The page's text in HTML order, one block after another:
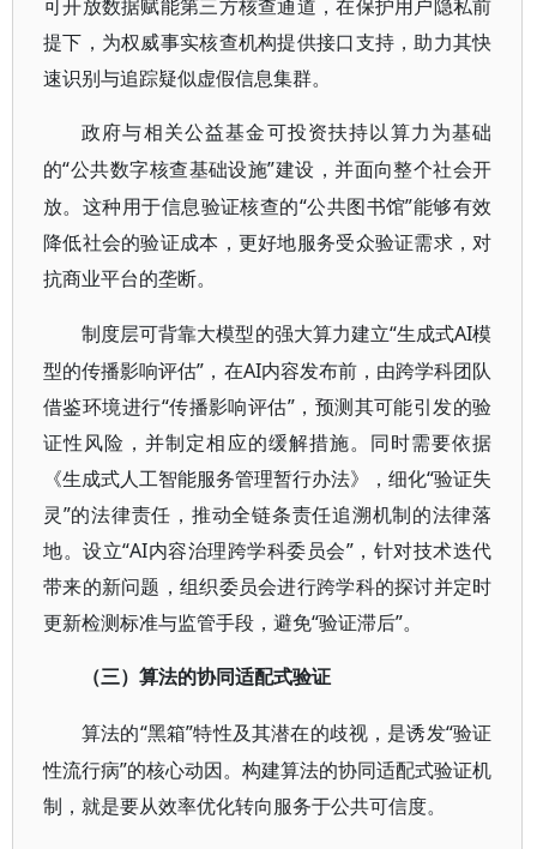
可开放数据赋能第三方核查通道，在保护用户隐私前
提下，为权威事实核查机构提供接口支持，助力其快
速识别与追踪疑似虚假信息集群。
政府与相关公益基金可投资扶持以算力为基础
的“公共数字核查基础设施”建设，并面向整个社会开
放。这种用于信息验证核查的“公共图书馆”能够有效
降低社会的验证成本，更好地服务受众验证需求，对
抗商业平台的垄断。
制度层可背靠大模型的强大算力建立“生成式AI模
型的传播影响评估”，在AI内容发布前，由跨学科团队
借鉴环境进行“传播影响评估”，预测其可能引发的验
证性风险，并制定相应的缓解措施。同时需要依据
《生成式人工智能服务管理暂行办法》，细化“验证失
灵”的法律责任，推动全链条责任追溯机制的法律落
地。设立“AI内容治理跨学科委员会”，针对技术迭代
带来的新问题，组织委员会进行跨学科的探讨并定时
更新检测标准与监管手段，避免“验证滞后”。
（三）算法的协同适配式验证
算法的“黑箱”特性及其潜在的歧视，是诱发“验证
性流行病”的核心动因。构建算法的协同适配式验证机
制，就是要从效率优化转向服务于公共可信度。